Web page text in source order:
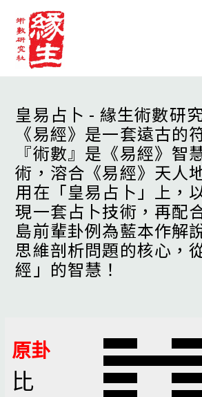
content
皇易占卜 - 緣生術數研
《易經》是一套遠古的
『術數』是《易經》智
術，溶合《易經》天人
用在「皇易占卜」上，
現一套占卜技術，再配
島前輩卦例為藍本作解
思維剖析問題的核心，
經」的智慧！
原卦
比